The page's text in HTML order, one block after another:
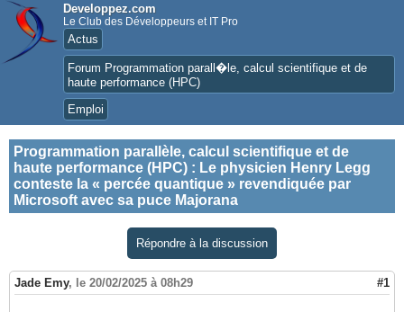
Developpez.com
Le Club des Développeurs et IT Pro
Actus
Forum Programmation parall�le, calcul scientifique et de
haute performance (HPC)
Emploi
Programmation parallèle, calcul scientifique et de
haute performance (HPC) : Le physicien Henry Legg
conteste la « percée quantique » revendiquée par
Microsoft avec sa puce Majorana
Répondre à la discussion
Jade Emy, le 20/02/2025 à 08h29 #1